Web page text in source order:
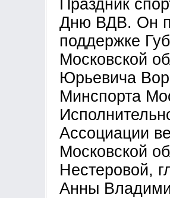
Праздник
Дню ВДВ. Он
поддержке
Московской
Юрьевича
Минспорта
Ассоциации
Московской
Нестеровой,
Анны